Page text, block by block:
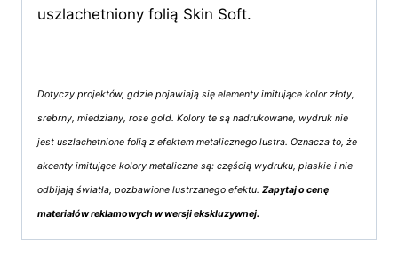
uszlachetniony folią Skin Soft.
Dotyczy projektów, gdzie pojawiają się elementy imitujące kolor złoty,
srebrny, miedziany, rose gold. Kolory te są nadrukowane, wydruk nie
jest uszlachetnione folią z efektem metalicznego lustra. Oznacza to, że
akcenty imitujące kolory metaliczne są: częścią wydruku, płaskie i nie
odbijają światła, pozbawione lustrzanego efektu. Zapytaj o cenę
materiałów reklamowych w wersji ekskluzywnej.